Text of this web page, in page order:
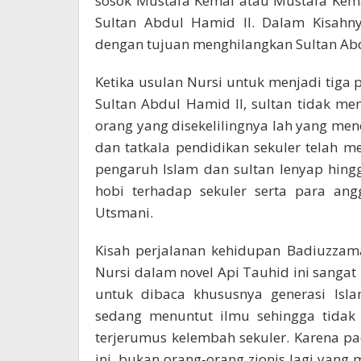
Sultan Abdul Hamid II. Dalam
dengan tujuan menghilangkan Sultan
Ketika usulan Nursi untuk menjadi
Sultan Abdul Hamid II, sultan tidak
orang yang disekelilingnya lah yang
dan tatkala pendidikan sekuler telah
pengaruh Islam dan sultan lenyap
hobi terhadap sekuler serta para
Utsmani.
Kisah perjalanan kehidupan
Nursi dalam novel Api Tauhid ini sangat
untuk dibaca khususnya generasi
sedang menuntut ilmu sehingga tidak
terjerumus kelembah sekuler. Karena